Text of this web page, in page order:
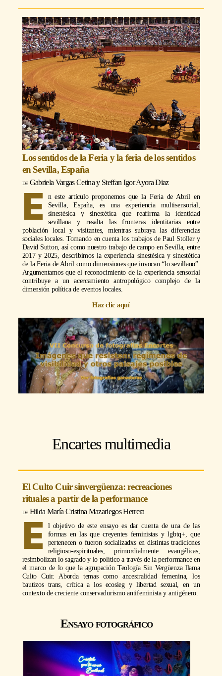
Los sentidos de la Feria y la feria de los sentidos
en Sevilla, España
Gabriela Vargas Cetinay Steffan Igor Ayora Diaz
E
n este artículo proponemos que la Feria de Abril en
Sevilla, España, es una experiencia multisensorial,
sinestésica y sinestética que reafirma la identidad
sevillana y resalta las fronteras identitarias entre
población local y visitantes, mientras subraya las diferencias
sociales locales. Tomando en cuenta los trabajos de Paul Stoller y
David Sutton, así como nuestro trabajo de campo en Sevilla, entre
2017 y 2025, describimos la experiencia sinestésica y sinestética
de la Feria de Abril como dimensiones que invocan “lo sevillano”.
Argumentamos que el reconocimiento de la experiencia sensorial
contribuye a un acercamiento antropológico complejo de la
dimensión política de eventos locales.
Haz clic aquí
Encartes multimedia
El Culto Cuir sinvergüenza: recreaciones
rituales a partir de la performance
Hilda María Cristina Mazariegos Herrera
E
l objetivo de este ensayo es dar cuenta de una de las
formas en las que creyentes feministas y lgbtq+, que
pertenecen o fueron socializadxs en distintas tradiciones
religioso-espirituales, primordialmente evangélicas,
resimbolizan lo sagrado y lo político a través de la performance en
el marco de lo que la agrupación Teología Sin Vergüenza llama
Culto Cuir. Aborda temas como ancestralidad femenina, los
bautizos trans, crítica a los ecosieg y libertad sexual, en un
contexto de creciente conservadurismo antifeminista y antigénero.
Ensayo fotográfico